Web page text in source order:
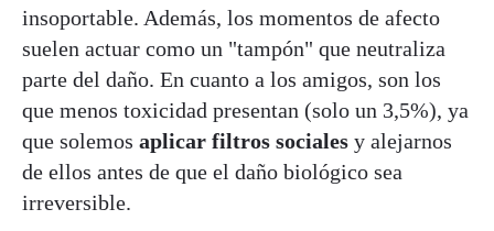
insoportable. Además, los momentos de afecto
suelen actuar como un "tampón" que neutraliza
parte del daño. En cuanto a los amigos, son los
que menos toxicidad presentan (solo un 3,5%), ya
que solemos aplicar filtros sociales y alejarnos
de ellos antes de que el daño biológico sea
irreversible.